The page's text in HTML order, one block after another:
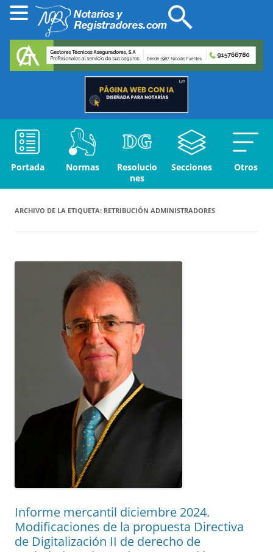
Portada Normas
Resolucio
nes
Secciones Otros
ARCHIVO DE LA ETIQUETA: RETRIBUCIÓN ADMINISTRADORES
Informe mercantil diciembre 2024.
Modificaciones de la propuesta Directiva
de Digitalización II de derecho de